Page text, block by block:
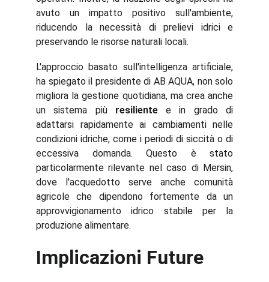
avuto un impatto positivo sull'ambiente,
riducendo la necessità di prelievi idrici e
preservando le risorse naturali locali.
L'approccio basato sull'intelligenza artificiale,
ha spiegato il presidente di AB AQUA, non solo
migliora la gestione quotidiana, ma crea anche
un sistema più resilientee in grado di
adattarsi rapidamente ai cambiamenti nelle
condizioni idriche, come i periodi di siccità o di
eccessiva domanda. Questo è stato
particolarmente rilevante nel caso di Mersin,
dove l'acquedotto serve anche comunità
agricole che dipendono fortemente da un
approvvigionamento idrico stabile per la
produzione alimentare.
Implicazioni Future